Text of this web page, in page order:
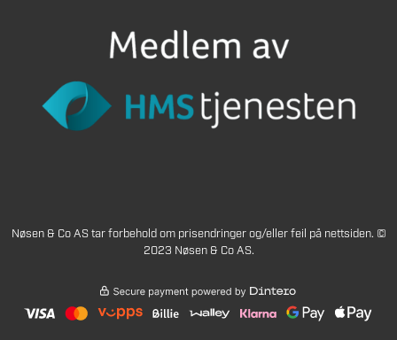
Nøsen & Co AS tar forbehold om prisendringer og/eller feil på nettsiden. ©
2023 Nøsen & Co AS.